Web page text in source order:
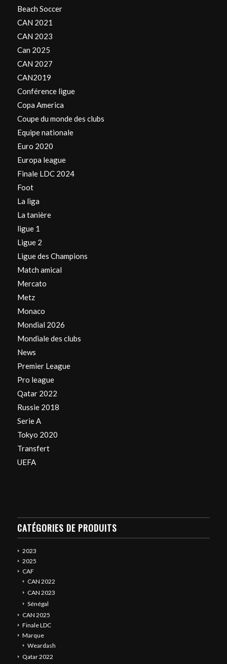
Beach Soccer
CAN 2021
CAN 2023
Can 2025
CAN 2027
CAN2019
Conférence ligue
Copa America
Coupe du monde des clubs
Equipe nationale
Euro 2020
Europa league
Finale LDC 2024
Foot
La liga
La tanière
ligue 1
Ligue 2
Ligue des Champions
Match amical
Mercato
Metz
Monaco
Mondial 2026
Mondiale des clubs
News
Premier League
Pro league
Qatar 2022
Russie 2018
Serie A
Tokyo 2020
Transfert
UEFA
CATÉGORIES DE PRODUITS
2023
2025
CAF
CAN 2022
CAN 2023
Sénégal
CAN 2025
Finale LDC
Marque
Weardash
Qatar 2022